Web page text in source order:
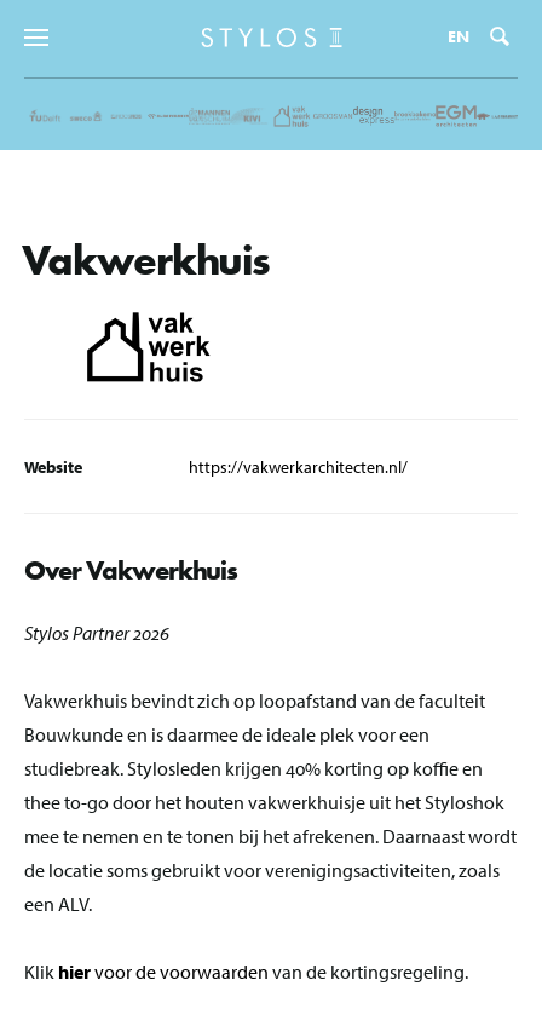
EN
Vakwerkhuis
Website https://vakwerkarchitecten.nl/
Over Vakwerkhuis
Stylos Partner 2026
Vakwerkhuis bevindt zich op loopafstand van de faculteit
Bouwkunde en is daarmee de ideale plek voor een
studiebreak. Stylosleden krijgen 40% korting op koffie en
thee to-go door het houten vakwerkhuisje uit het Styloshok
mee te nemen en te tonen bij het afrekenen. Daarnaast wordt
de locatie soms gebruikt voor verenigingsactiviteiten, zoals
een ALV.
Klik hiervoor de voorwaarden van de kortingsregeling.